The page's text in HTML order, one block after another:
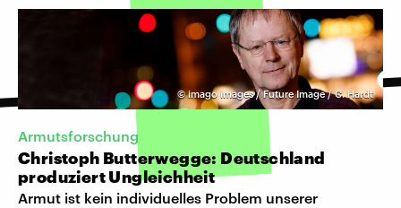
©imago images / Future Image / C. Hardt
Armutsforschung
Christoph Butterwegge: Deutschland
produziert Ungleichheit
Armut ist kein individuelles Problem unserer